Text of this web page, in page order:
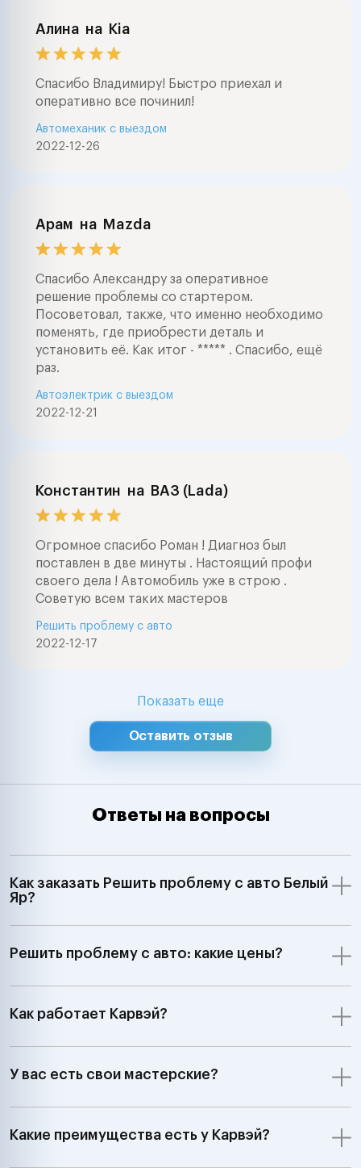
Алина на Kia
Спасибо Владимиру! Быстро приехал и
оперативно все починил!
2022-12-26
Автомеханик с выездом
Арам на Mazda
Спасибо Александру за оперативное
решение проблемы со стартером.
Посоветовал, также, что именно необходимо
поменять, где приобрести деталь и
установить её. Как итог - ***** . Спасибо, ещё
раз.
2022-12-21
Автоэлектрик с выездом
Константин на ВАЗ (Lada)
Огромное спасибо Роман ! Диагноз был
поставлен в две минуты . Настоящий профи
своего дела ! Автомобиль уже в строю .
Советую всем таких мастеров
2022-12-17
Решить проблему с авто
Показать еще
Оставить отзыв
Ответы на вопросы
Как заказать Решить проблему с авто Белый
Яр?
Решить проблему с авто: какие цены?
Как работает Карвэй?
У вас есть свои мастерские?
Какие преимущества есть у Карвэй?